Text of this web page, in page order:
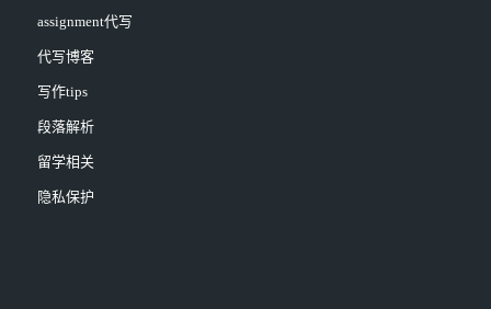
assignment代写
代写博客
写作tips
段落解析
留学相关
隐私保护